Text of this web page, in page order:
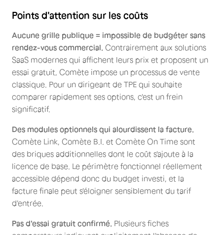
Points d'attention sur les coûts
Aucune grille publique = impossible de budgéter sans
rendez-vous commercial. Contrairement aux solutions
SaaS modernes qui affichent leurs prix et proposent un
essai gratuit, Comète impose un processus de vente
classique. Pour un dirigeant de TPE qui souhaite
comparer rapidement ses options, c'est un frein
significatif.
Des modules optionnels qui alourdissent la facture.
Comète Link, Comète B.I. et Comète On Time sont
des briques additionnelles dont le coût s'ajoute à la
licence de base. Le périmètre fonctionnel réellement
accessible dépend donc du budget investi, et la
facture finale peut s'éloigner sensiblement du tarif
d'entrée.
Pas d'essai gratuit confirmé. Plusieurs fiches